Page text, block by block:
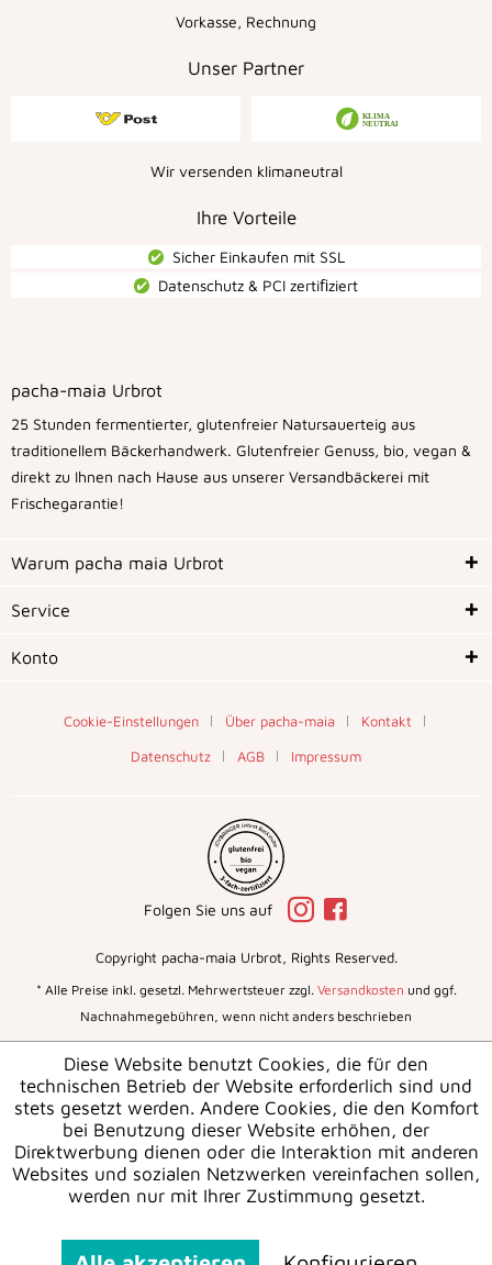
Vorkasse, Rechnung
Unser Partner
Wir versenden klimaneutral
Ihre Vorteile
Sicher Einkaufen mit SSL
Datenschutz & PCI zertiﬁziert
pacha-maia Urbrot
25 Stunden fermentierter, glutenfreier Natursauerteig aus
traditionellem Bäckerhandwerk. Glutenfreier Genuss, bio, vegan &
direkt zu Ihnen nach Hause aus unserer Versandbäckerei mit
Frischegarantie!
Warum pacha maia Urbrot
Service
Konto
* Alle Preise inkl. gesetzl. Mehrwertsteuer zzgl. Versandkosten und ggf.
Nachnahmegebühren, wenn nicht anders beschrieben
Cookie-Einstellungen Über pacha-maia
Kontakt
Datenschutz
AGB Impressum
Copyright pacha-maia Urbrot, Rights Reserved.
Folgen Sie uns auf
Diese Website benutzt Cookies, die für den
technischen Betrieb der Website erforderlich sind und
stets gesetzt werden. Andere Cookies, die den Komfort
bei Benutzung dieser Website erhöhen, der
Direktwerbung dienen oder die Interaktion mit anderen
Websites und sozialen Netzwerken vereinfachen sollen,
werden nur mit Ihrer Zustimmung gesetzt.